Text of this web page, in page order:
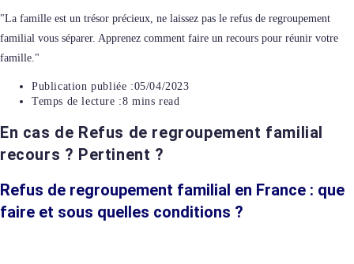
"La famille est un trésor précieux, ne laissez pas le refus de regroupement
familial vous séparer. Apprenez comment faire un recours pour réunir votre
famille."
Publication publiée :05/04/2023
Temps de lecture :8 mins read
En cas de Refus de regroupement familial
recours ? Pertinent ?
Refus de regroupement familial en France : que
faire et sous quelles conditions ?